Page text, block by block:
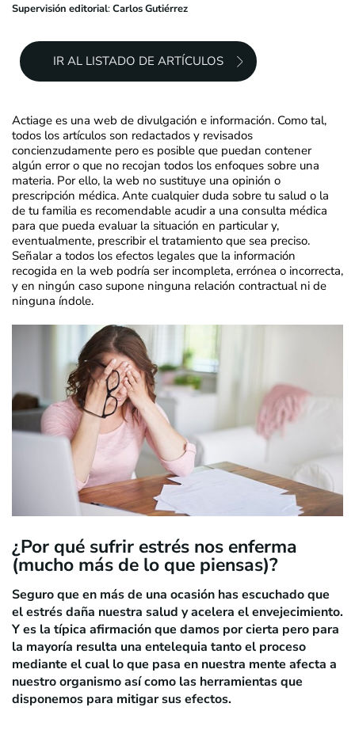
Supervisión editorial:Carlos Gutiérrez
IR AL LISTADO DE ARTÍCULOS
Actiage es una web de divulgación e información. Como tal,
todos los artículos son redactados y revisados
concienzudamente pero es posible que puedan contener
algún error o que no recojan todos los enfoques sobre una
materia. Por ello, la web no sustituye una opinión o
prescripción médica. Ante cualquier duda sobre tu salud o la
de tu familia es recomendable acudir a una consulta médica
para que pueda evaluar la situación en particular y,
eventualmente, prescribir el tratamiento que sea preciso.
Señalar a todos los efectos legales que la información
recogida en la web podría ser incompleta, errónea o incorrecta,
y en ningún caso supone ninguna relación contractual ni de
ninguna índole.
¿Por qué sufrir estrés nos enferma
(mucho más de lo que piensas)?
Seguro que en más de una ocasión has escuchado que
el estrés daña nuestra salud y acelera el envejecimiento.
Y es la típica afirmación que damos por cierta pero para
la mayoría resulta una entelequia tanto el proceso
mediante el cual lo que pasa en nuestra mente afecta a
nuestro organismo así como las herramientas que
disponemos para mitigar sus efectos.